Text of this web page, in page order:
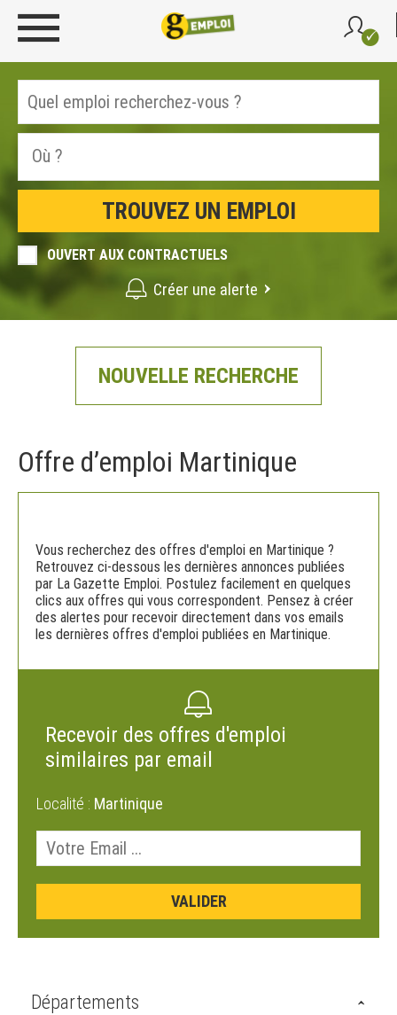
OUVERT AUX CONTRACTUELS
Créer une alerte
NOUVELLE RECHERCHE
Offre d’emploi Martinique
Vous recherchez des offres d'emploi en Martinique ?
Retrouvez ci-dessous les dernières annonces publiées
par La Gazette Emploi. Postulez facilement en quelques
clics aux offres qui vous correspondent. Pensez à créer
des alertes pour recevoir directement dans vos emails
les dernières offres d'emploi publiées en Martinique.
Recevoir des offres d'emploi
similaires par email
Localité : Martinique
Départements